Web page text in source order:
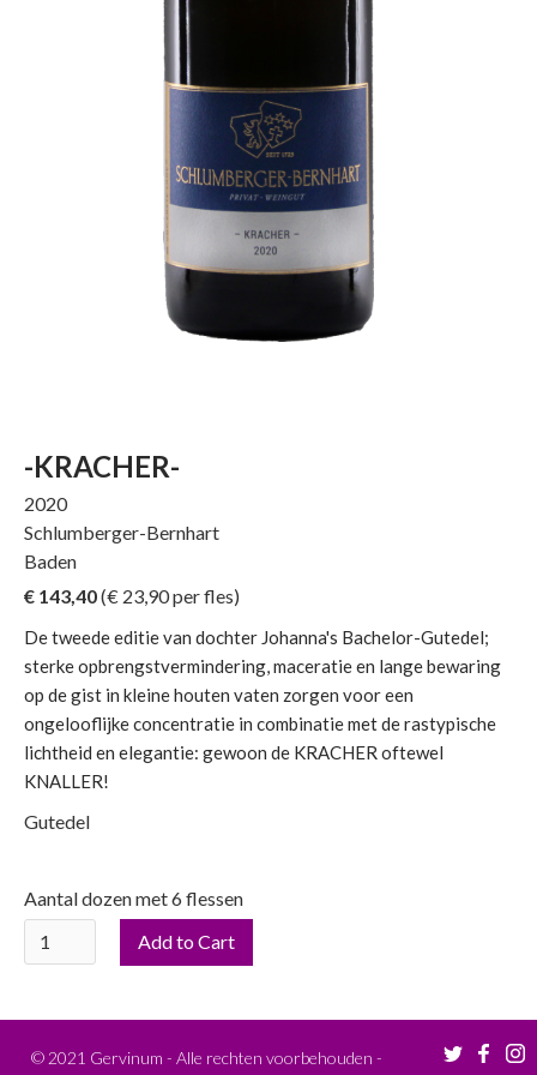
-KRACHER-
2020
Schlumberger-Bernhart
Baden
€ 143,40(€ 23,90per fles)
De tweede editie van dochter Johanna's Bachelor-Gutedel;
sterke opbrengstvermindering, maceratie en lange bewaring
op de gist in kleine houten vaten zorgen voor een
ongelooflijke concentratie in combinatie met de rastypische
lichtheid en elegantie: gewoon de KRACHER oftewel
KNALLER!
Gutedel
Aantal dozen met 6 flessen
© 2021 Gervinum - Alle rechten voorbehouden -